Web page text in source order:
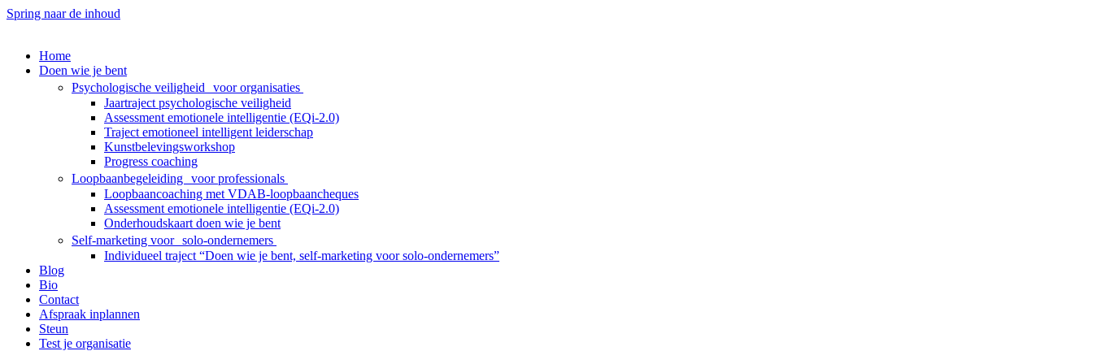
Spring naar de inhoud
Home
Doen wie je bent
Psychologische veiligheid voor organisaties
Jaartraject psychologische veiligheid
Assessment emotionele intelligentie (EQi-2.0)
Traject emotioneel intelligent leiderschap
Kunstbelevingsworkshop
Progress coaching
Loopbaanbegeleiding voor professionals
Loopbaancoaching met VDAB-loopbaancheques
Assessment emotionele intelligentie (EQi-2.0)
Onderhoudskaart doen wie je bent
Self-marketing voor solo-ondernemers
Individueel traject “Doen wie je bent, self-marketing voor solo-ondernemers”
Blog
Bio
Contact
Afspraak inplannen
Steun
Test je organisatie